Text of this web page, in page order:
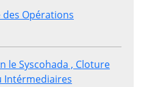
Opérations
le Syscohada , Cloture
Intérmediaires